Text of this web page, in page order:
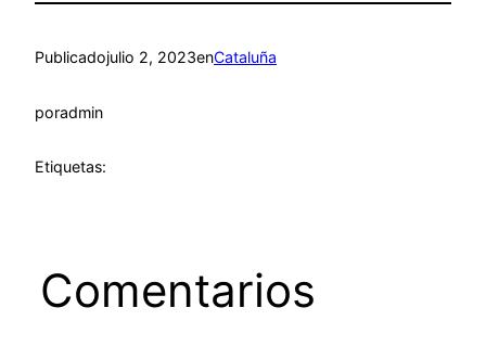
Publicadojulio 2, 2023enCataluña
poradmin
Etiquetas:
Comentarios